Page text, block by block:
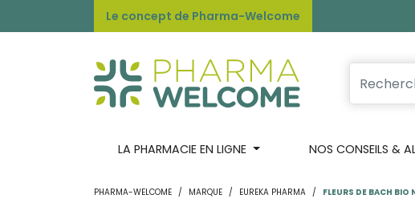
Le concept de Pharma-Welcome
LA PHARMACIE EN LIGNE NOS CONSEILS &
PHARMA-WELCOME MARQUE EUREKA PHARMA FLEURS DE BACH